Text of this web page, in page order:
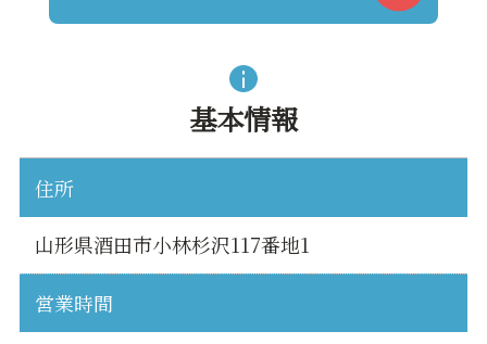
基本情報
住所
山形県酒田市小林杉沢117番地1
営業時間